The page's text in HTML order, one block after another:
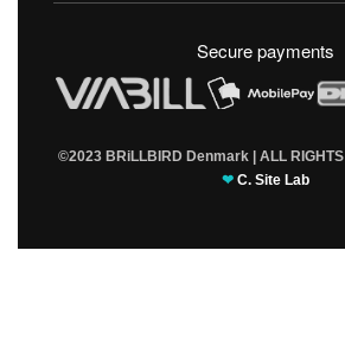
Secure payments
©2023 BRiLLBIRD Denmark | ALL RIGHTS
❤ C. Site Lab